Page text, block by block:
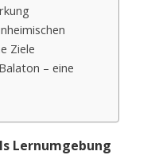
Ziele
– eine
Lernumgebung